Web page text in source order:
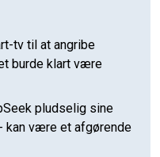
tv til at angribe
burde klart være
pludselig sine
kan være et afgørende